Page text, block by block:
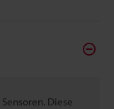
Diese